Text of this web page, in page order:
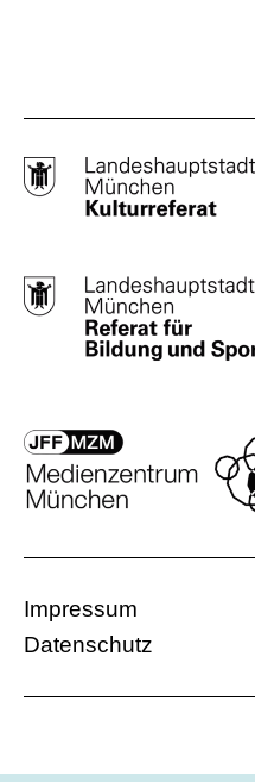
Impressum
Datenschutz